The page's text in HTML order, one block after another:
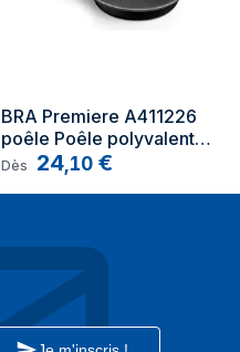
BRA Premiere A411226
poêle Poêle polyvalente
Rond
Dès 24,10 €